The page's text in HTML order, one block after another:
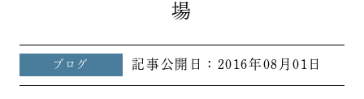
場
ブログ 記事公開日： 2016年08月01日